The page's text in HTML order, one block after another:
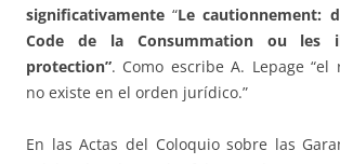
significativamente “Le cautionnement:
Code de la Consummation ou les
protection”. Como escribe A. Lepage
no existe en el orden jurídico.”
En las Actas del Coloquio sobre las